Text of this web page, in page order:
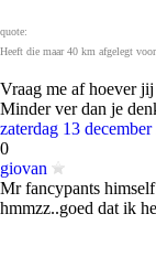
quote:
Heeft die maar 40 km afgelegt
Vraag me af hoever
Minder ver dan je
zaterdag 13
0
giovan
Mr fancypants himself
hmmzz..goed dat ik